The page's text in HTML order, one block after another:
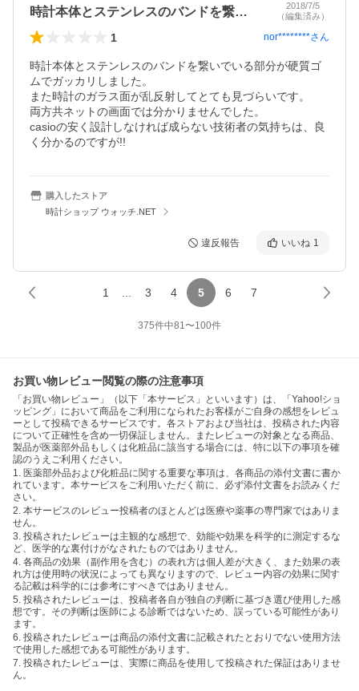
時計本体とステンレスのバンドを繋いでい…
2018/7/5
（編集済み）
1 nor********さん
時計本体とステンレスのバンドを繋いでいる部分が硬質ゴ
ムでガッカリしました。
また時計のガラス面が乱反射してとても見づらいです。
両方共ネットの画面では分かりませんでした。
casioの安く設計しなければ成らない技術者の気持ちは、良
く分かるのですが!!
購入したストア
時計ショップ ウォッチ.NET
違反報告 いいね 1
1 3 4 5 6 7
375件中81〜100件
お買い物レビュー閲覧の際の注意事項
「お買い物レビュー」（以下「本サービス」といいます）は、「Yahoo!ショ
ッピング」において商品をご利用になられたお客様がご自身の感想をレビュ
ーとして投稿できるサービスです。各ストアおよび当社は、投稿された内容
について正確性を含め一切保証しません。またレビューの対象となる商品、
製品が医薬部外品もしくは化粧品に該当する場合には、特に以下の事項を確
認のうえご利用ください。
1. 医薬部外品および化粧品に関する重要な事項は、各商品の添付文書に書か
れています。本サービスをご利用いただく前に、必ず添付文書をお読みくだ
さい。
2. 本サービスのレビュー投稿者のほとんどは医療や薬事の専門家ではありま
せん。
3. 投稿されたレビューは主観的な感想で、効能や効果を科学的に測定するな
ど、医学的な裏付けがなされたものではありません。
4. 各商品の効果（副作用を含む）の表れ方は個人差が大きく、また効果の表
れ方は使用時の状況によっても異なりますので、レビュー内容の効果に関す
る記載は科学的には参考にすべきではありません。
5. 投稿されたレビューは、投稿者各自が独自の判断に基づき選び使用した感
想です。その判断は医師による診断ではないため、誤っている可能性があり
ます。
6. 投稿されたレビューは商品の添付文書に記載されたとおりでない使用方法
で使用した感想である可能性があります。
7. 投稿されたレビューは、実際に商品を使用して投稿された保証はありませ
ん。